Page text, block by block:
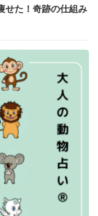
せた！奇跡の仕組み